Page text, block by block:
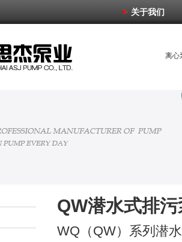
关于我们
离心
QW潜水式排污
WQ（QW）系列潜